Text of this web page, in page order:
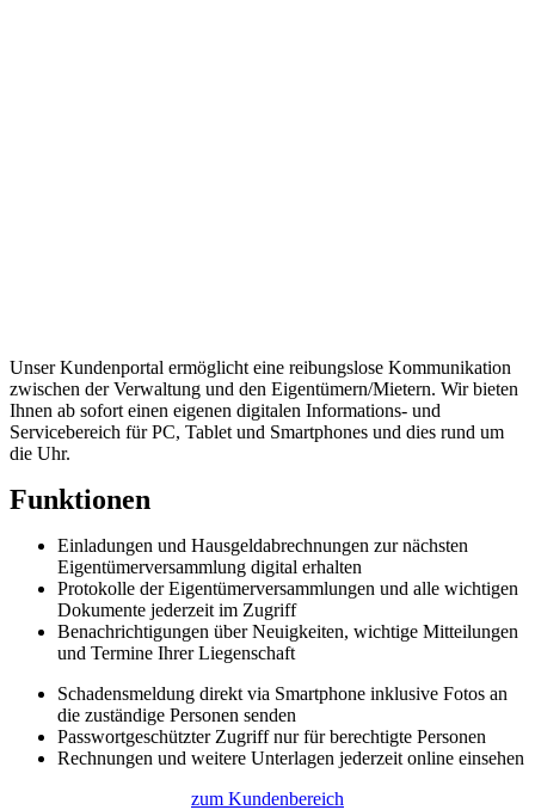
Unser Kundenportal ermöglicht eine reibungslose Kommunikation
zwischen der Verwaltung und den Eigentümern/Mietern. Wir bieten
Ihnen ab sofort einen eigenen digitalen Informations- und
Servicebereich für PC, Tablet und Smartphones und dies rund um
die Uhr.
Funktionen
Einladungen und Hausgeldabrechnungen zur nächsten
Eigentümerversammlung digital erhalten
Protokolle der Eigentümerversammlungen und alle wichtigen
Dokumente jederzeit im Zugriff
Benachrichtigungen über Neuigkeiten, wichtige Mitteilungen
und Termine Ihrer Liegenschaft
Schadensmeldung direkt via Smartphone inklusive Fotos an
die zuständige Personen senden
Passwortgeschützter Zugriff nur für berechtigte Personen
Rechnungen und weitere Unterlagen jederzeit online einsehen
zum Kundenbereich